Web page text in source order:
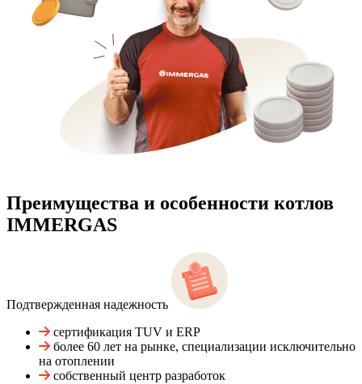
Преимущества и особенности котлов
IMMERGAS
Подтвержденная надежность
сертификация TUV и ERP
более 60 лет на рынке, специализации исключительно
на отоплении
собственный центр разработок